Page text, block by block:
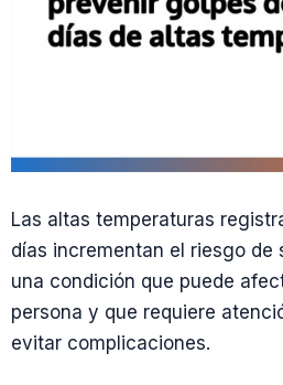
Las altas temperaturas
días incrementan el riesgo de
una condición que puede
persona y que requiere
evitar complicaciones.